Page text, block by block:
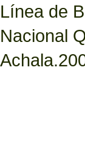
Línea de
Nacional